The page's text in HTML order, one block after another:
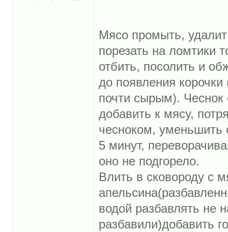
Мясо промыть,
порезать на ломтики
отбить, посолить и
до появления
почти сырым). Чеснок
добавить к мясу,
чесноком, уменьшить
5 минут,
оно не подгорело.
Влить в сковороду с
водой разбавлять не
разбавили)добавить